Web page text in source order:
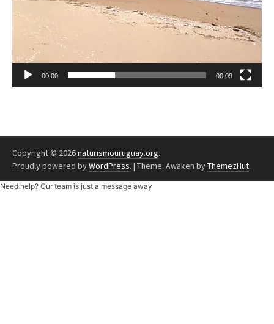
00:00 00:09
Copyright © 2026naturismouruguay.org.
Proudly powered byWordPress. | Theme: Awaken byThemezHut.
Need help? Our team is just a message away